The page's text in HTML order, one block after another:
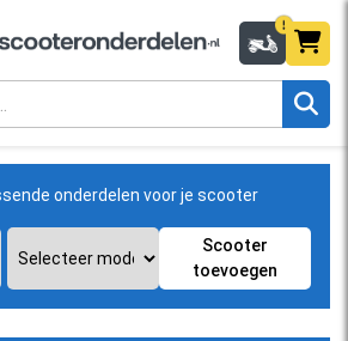
onderdelen voor je scooter
Scooter
toevoegen